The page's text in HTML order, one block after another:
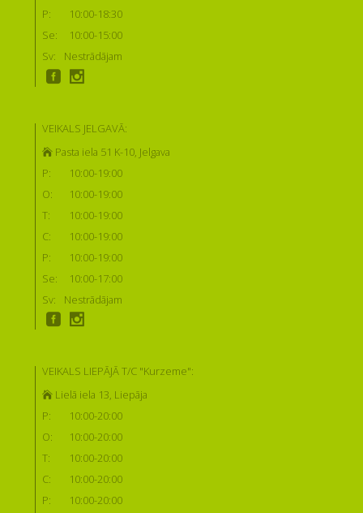
P:
10:00-18:30
Se:
10:00-15:00
Sv:
Nestrādājam
VEIKALS JELGAVĀ:
Pasta iela 51 K-10, Jelgava
P:
10:00-19:00
O:
10:00-19:00
T:
10:00-19:00
C:
10:00-19:00
P:
10:00-19:00
Se:
10:00-17:00
Sv:
Nestrādājam
VEIKALS LIEPĀJĀ T/C "Kurzeme":
Lielā iela 13, Liepāja
P:
10:00-20:00
O:
10:00-20:00
T:
10:00-20:00
C:
10:00-20:00
P:
10:00-20:00